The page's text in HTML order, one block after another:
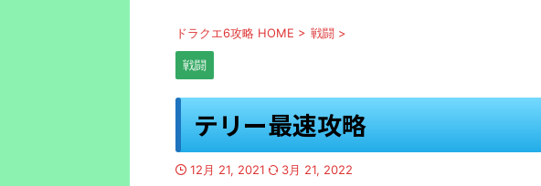
ドラクエ6攻略 HOME > 戦闘 >
戦闘
テリー最速攻略
12月 21, 2021 3月 21, 2022